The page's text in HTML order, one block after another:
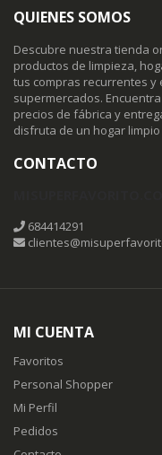
QUIENES SOMOS
Descubre nuestra tienda
productos de limpieza,
tus compras recurrentes y
supermercados.
precios de fábrica y
disfruta de un hogar
CONTACTO
684414291
MI CUENTA
Favoritos
Personal Shopper
Mi Perfil
Pedidos